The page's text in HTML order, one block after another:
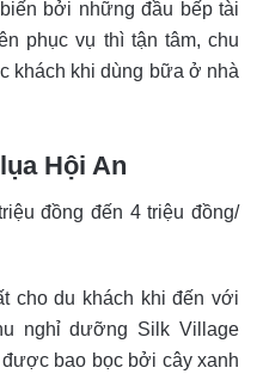
bởi những đầu bếp tài
phục vụ thì tận tâm, chu
khách khi dùng bữa ở nhà
Hội An
đồng đến 4 triệu đồng/
cho du khách khi đến với
nghỉ dưỡng Silk Village
bao bọc bởi cây xanh